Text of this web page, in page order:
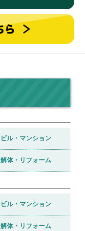
ビル・マンション
解体・リフォーム
ビル・マンション
解体・リフォーム